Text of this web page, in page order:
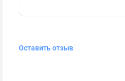
Оставить отзыв